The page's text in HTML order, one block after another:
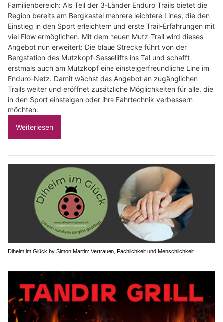
Familienbereich: Als Teil der 3-Länder Enduro Trails bietet die
Region bereits am Bergkastel mehrere leichtere Lines, die den
Einstieg in den Sport erleichtern und erste Trail-Erfahrungen mit
viel Flow ermöglichen. Mit dem neuen Mutz-Trail wird dieses
Angebot nun erweitert: Die blaue Strecke führt von der
Bergstation des Mutzkopf-Sessellifts ins Tal und schafft
erstmals auch am Mutzkopf eine einsteigerfreundliche Line im
Enduro-Netz. Damit wächst das Angebot an zugänglichen
Trails weiter und eröffnet zusätzliche Möglichkeiten für alle, die
in den Sport einsteigen oder ihre Fahrtechnik verbessern
möchten.
Weiterlesen
Diheim im Glück by Simon Martin: Vertrauen, Fachlichkeit und Menschlichkeit